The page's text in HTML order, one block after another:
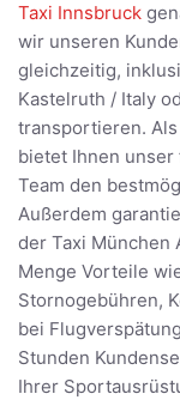
Taxi Innsbruck
wir unseren
gleichzeitig,
Kastelruth / Italy
transportieren.
bietet Ihnen
Team den
Außerdem
der Taxi München
Menge Vorteile
Stornogebühren,
bei
Stunden
Ihrer